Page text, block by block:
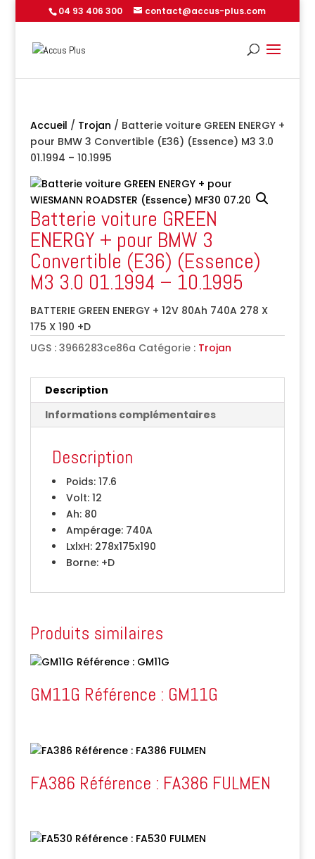
04 93 406 300 contact@accus-plus.com
Accueil / Trojan / Batterie voiture GREEN ENERGY +
pour BMW 3 Convertible (E36) (Essence) M3 3.0
01.1994 – 10.1995
Batterie voiture GREEN
ENERGY + pour BMW 3
Convertible (E36) (Essence)
M3 3.0 01.1994 – 10.1995
BATTERIE GREEN ENERGY + 12V 80Ah 740A 278 X
175 X 190 +D
UGS : 3966283ce86a Catégorie : Trojan
Description
Informations complémentaires
Description
Poids:17.6
Volt:12
Ah:80
Ampérage:740A
LxlxH:278x175x190
Borne:+D
Produits similaires
GM11G Référence : GM11G
FA386 Référence : FA386 FULMEN